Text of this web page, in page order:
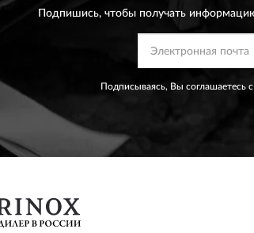
Подпишись, чтобы получать
Подписываясь, Вы соглашаетесь с